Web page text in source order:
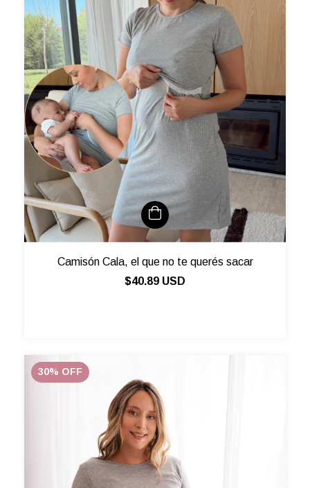
Camisón Cala, el que no te querés sacar
$40.89 USD
30% OFF